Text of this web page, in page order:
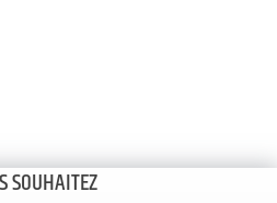
SOUHAITEZ